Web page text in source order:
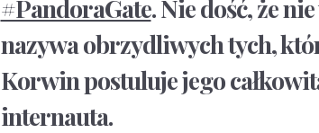
#PandoraGate. Nie dość, że
nazywa obrzydliwych tych,
Korwin postuluje jego
internauta.